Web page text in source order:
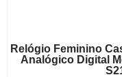
Relógio Feminino
Analógico Digital